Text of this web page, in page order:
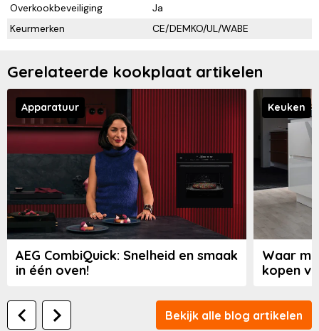
Overkookbeveiliging
Ja
Keurmerken
CE/DEMKO/UL/WABE
Gerelateerde kookplaat artikelen
AEG CombiQuick: Snelheid en smaak
in één oven!
Apparatuur
Waar
kopen
Keuken
Bekijk alle blog artikelen